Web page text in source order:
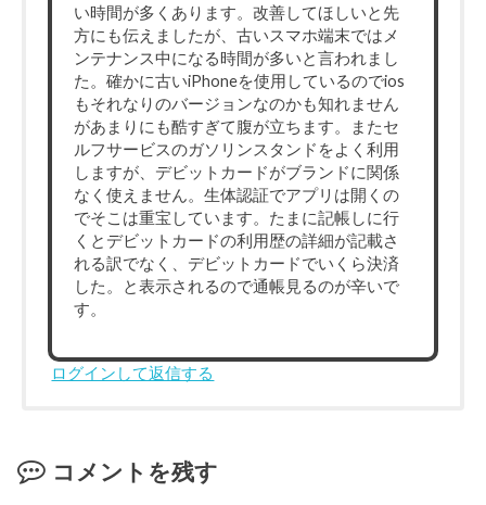
い時間が多くあります。改善してほしいと先
方にも伝えましたが、古いスマホ端末ではメ
ンテナンス中になる時間が多いと言われまし
た。確かに古いiPhoneを使用しているのでios
もそれなりのバージョンなのかも知れません
があまりにも酷すぎて腹が立ちます。またセ
ルフサービスのガソリンスタンドをよく利用
しますが、デビットカードがブランドに関係
なく使えません。生体認証でアプリは開くの
でそこは重宝しています。たまに記帳しに行
くとデビットカードの利用歴の詳細が記載さ
れる訳でなく、デビットカードでいくら決済
した。と表示されるので通帳見るのが辛いで
す。
ログインして返信する
コメントを残す